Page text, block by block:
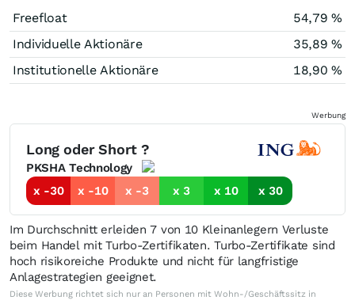
Freefloat
54,79 %
Individuelle Aktionäre
35,89 %
Institutionelle Aktionäre
18,90 %
Werbung
Long oder Short ?
PKSHA Technology
x -30
x -10 x -3 x 3 x 10 x 30
Im Durchschnitt erleiden 7 von 10 Kleinanlegern Verluste
beim Handel mit Turbo-Zertifikaten. Turbo-Zertifikate sind
hoch risikoreiche Produkte und nicht für langfristige
Anlagestrategien geeignet.
Diese Werbung richtet sich nur an Personen mit Wohn-/Geschäftssitz in